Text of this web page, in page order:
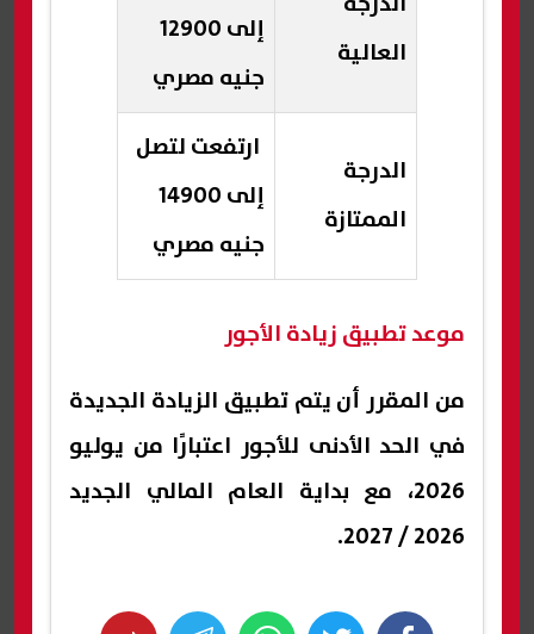
العالية
إلى 12900
جنيه مصري
الدرجة
الممتازة
ارتفعت لتصل
إلى 14900
جنيه مصري
موعد تطبيق زيادة الأجور
من المقرر أن يتم تطبيق الزيادة الجديدة
في الحد الأدنى للأجور اعتبارًا من يوليو
2026، مع بداية العام المالي الجديد
2026 / 2027.